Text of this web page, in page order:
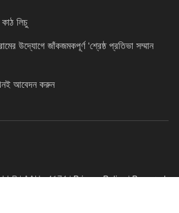
কাঠ লিচু
উদ্যোগে জাঁকজমকপূর্ণ ‘শ্রেষ্ঠ প্রতিভা সম্মান
আবেদন করুন
| AAU - 4174 |Privacy Policy|Powered